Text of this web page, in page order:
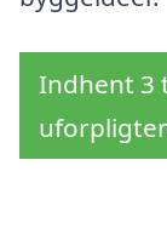
Indhent 3